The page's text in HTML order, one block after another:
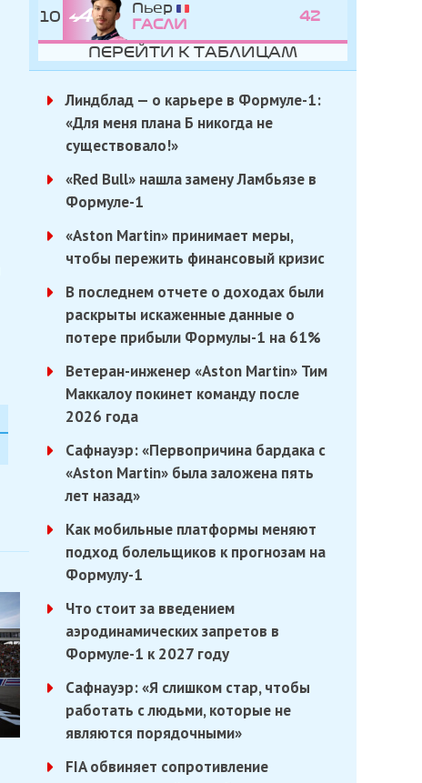
10
Пьер
ГАСЛИ
42
ПЕРЕЙТИ К ТАБЛИЦАМ
Линдблад — о карьере в Формуле-1:
«Для меня плана Б никогда не
существовало!»
«Red Bull» нашла замену Ламбьязе в
Формуле-1
«Aston Martin» принимает меры,
чтобы пережить финансовый кризис
В последнем отчете о доходах были
раскрыты искаженные данные о
потере прибыли Формулы-1 на 61%
Ветеран-инженер «Aston Martin» Тим
Маккалоу покинет команду после
2026 года
Сафнауэр: «Первопричина бардака с
«Aston Martin» была заложена пять
лет назад»
Как мобильные платформы меняют
подход болельщиков к прогнозам на
Формулу-1
Что стоит за введением
аэродинамических запретов в
Формуле-1 к 2027 году
Сафнауэр: «Я слишком стар, чтобы
работать с людьми, которые не
являются порядочными»
FIA обвиняет сопротивление